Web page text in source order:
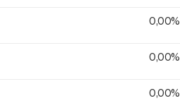
0,00%
0,00%
0,00%